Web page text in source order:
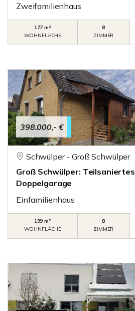
Zweifamilienhaus
177 m²
WOHNFLÄCHE
8
ZIMMER
398.000,- €
Schwülper - Groß Schwülper
Groß Schwülper: Teilsaniertes
Doppelgarage
Einfamilienhaus
199 m²
WOHNFLÄCHE
8
ZIMMER